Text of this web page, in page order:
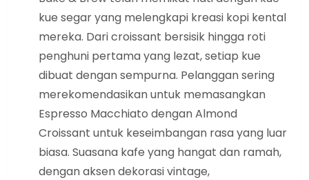
kue segar yang melengkapi kreasi kopi kental
mereka. Dari croissant bersisik hingga roti
penghuni pertama yang lezat, setiap kue
dibuat dengan sempurna. Pelanggan sering
merekomendasikan untuk memasangkan
Espresso Macchiato dengan Almond
Croissant untuk keseimbangan rasa yang luar
biasa. Suasana kafe yang hangat dan ramah,
dengan aksen dekorasi vintage,